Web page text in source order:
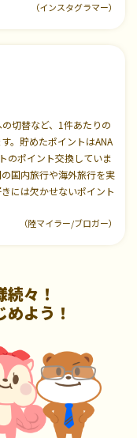
（インスタグラマー）
切替など、1件あたりの
。貯めたポイントはANA
のポイント交換していま
国内旅行や海外旅行を実
には欠かせないポイント
（陸マイラー/ブロガー）
々！
よう！